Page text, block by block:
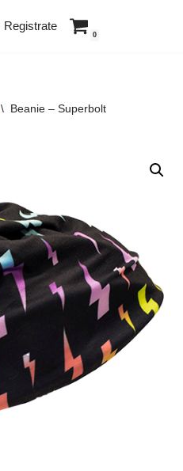
Registrate
0
\ Beanie – Superbolt